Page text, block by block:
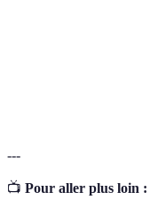
---
📺 Pour aller plus loin :